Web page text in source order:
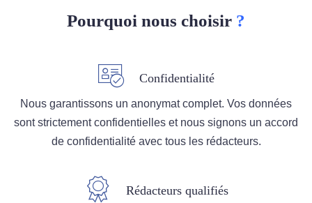
Pourquoi nous choisir ?
Confidentialité
Nous garantissons un anonymat complet. Vos données
sont strictement confidentielles et nous signons un accord
de confidentialité avec tous les rédacteurs.
Rédacteurs qualifiés